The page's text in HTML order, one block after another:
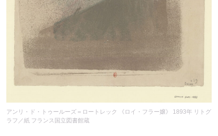
アンリ・ド・トゥールーズ＝ロートレック 《ロイ・フラー嬢》 1893年 リトグ
ラフ／紙 フランス国立図書館蔵